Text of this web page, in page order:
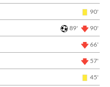
90'
89' 90'
66'
57'
45'